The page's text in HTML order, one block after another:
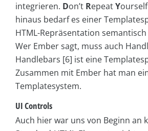
integrieren. Don’t RepeatY
hinaus bedarf es einer
HTML-Repräsentation
Wer Ember sagt, muss auch
Handlebars [6] ist eine
Zusammen mit Ember hat man
Template­system.
UI Controls
Auch hier war uns von Beginn an